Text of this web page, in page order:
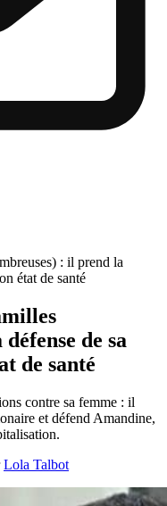
: il prend la
état de santé
de sa
de santé
contre sa femme : il
et défend Amandine,
Lola Talbot